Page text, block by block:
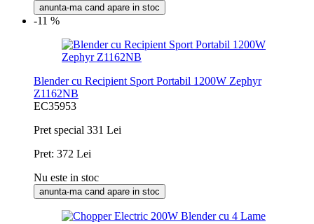
anunta-ma cand apare in stoc
-11 %
Blender cu Recipient Sport Portabil 1200W Zephyr
Z1162NB
EC35953
Pret special 331 Lei
Pret: 372 Lei
Nu este in stoc
anunta-ma cand apare in stoc